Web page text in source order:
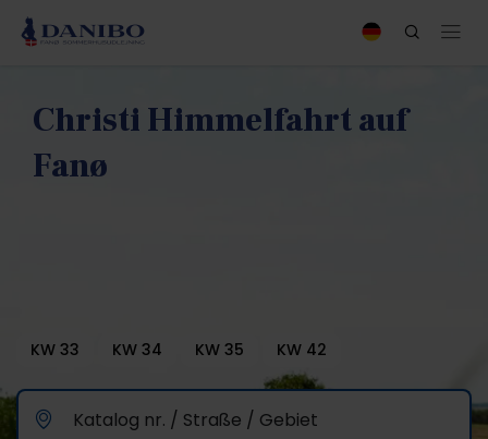
Christi Himmelfahrt auf
Fanø
KW 33 KW 34 KW 35 KW 42